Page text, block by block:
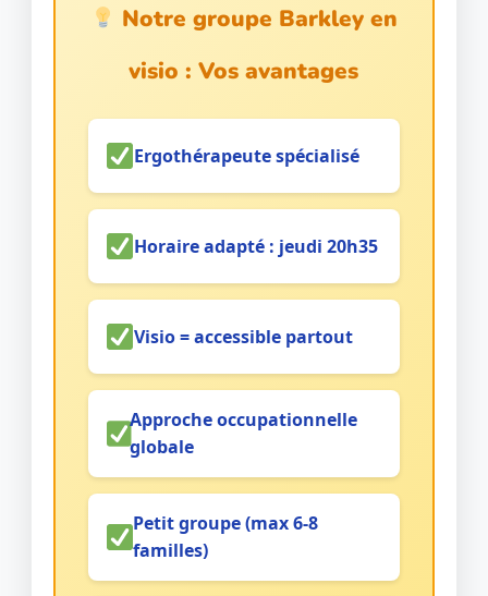
Notre groupe Barkley en
visio : Vos avantages
Ergothérapeute spécialisé
Horaire adapté : jeudi 20h35
Visio = accessible partout
Approche occupationnelle
globale
Petit groupe (max 6-8
familles)